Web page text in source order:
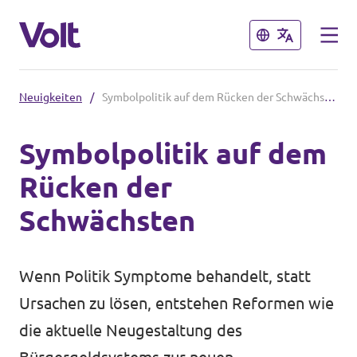
Schließen
Website von Volt NRW
Teams vor Ort in NRW
Website
Volt in deinem Bundesland
Schließen
Programm
Über Volt
Menschen
Neuigkeiten
Neuigkeiten / Symbolpolitik auf dem Rücken der Schwächsten
Symbolpolitik auf dem
Rücken der
Schwächsten
Wenn Politik Symptome behandelt, statt
Ursachen zu lösen, entstehen Reformen wie
die aktuelle Neugestaltung des